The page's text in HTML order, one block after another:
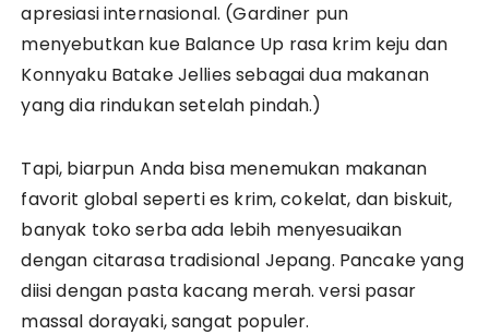
apresiasi internasional. (Gardiner pun
menyebutkan kue Balance Up rasa krim keju dan
Konnyaku Batake Jellies sebagai dua makanan
yang dia rindukan setelah pindah.)
Tapi, biarpun Anda bisa menemukan makanan
favorit global seperti es krim, cokelat, dan biskuit,
banyak toko serba ada lebih menyesuaikan
dengan citarasa tradisional Jepang. Pancake yang
diisi dengan pasta kacang merah. versi pasar
massal dorayaki, sangat populer.